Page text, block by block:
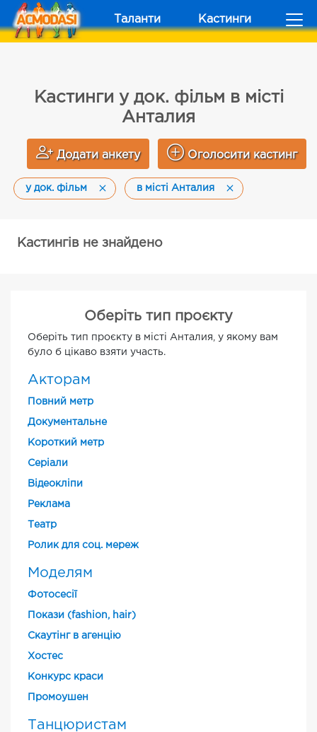
Таланти Кастинги
Кастинги у док. фільм в місті
Анталия
Додати анкету Оголосити кастинг
у док. фільм в місті Анталия
Кастингів не знайдено
Оберіть тип проєкту
Оберіть тип проєкту в місті Анталия, у якому вам
було б цікаво взяти участь.
Акторам
Повний метр
Документальне
Короткий метр
Cеріали
Відеокліпи
Реклама
Театр
Ролик для соц. мереж
Моделям
Фотосесії
Покази (fashion, hair)
Скаутінг в агенцію
Хостес
Конкурс краси
Промоушен
Танцюристам